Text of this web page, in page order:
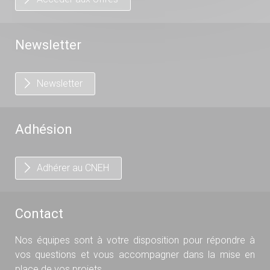
Newsletter
Newsletter
Adhésion
Adhérer au CNEH
Contact
Nos équipes sont à votre disposition pour répondre à
vos questions et vous accompagner dans la mise en